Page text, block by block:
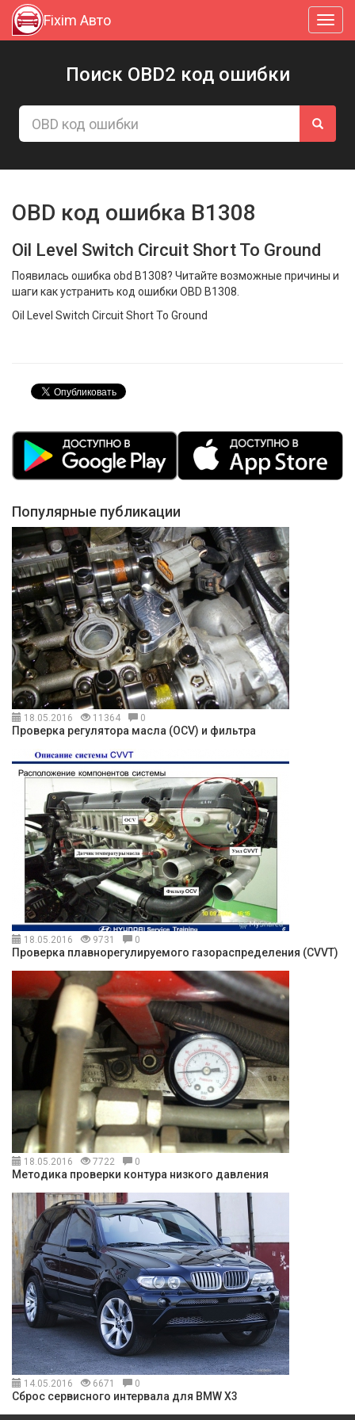
Fixim Авто
Поиск OBD2 код ошибки
OBD код ошибка B1308
Oil Level Switch Circuit Short To Ground
Появилась ошибка obd B1308? Читайте возможные причины и
шаги как устранить код ошибки OBD B1308.
Oil Level Switch Circuit Short To Ground
Популярные публикации
18.05.2016 11364 0
Проверка регулятора масла (OCV) и фильтра
18.05.2016 9731 0
Проверка плавнорегулируемого газораспределения (CVVT)
18.05.2016 7722 0
Методика проверки контура низкого давления
14.05.2016 6671 0
Сброс сервисного интервала для BMW X3